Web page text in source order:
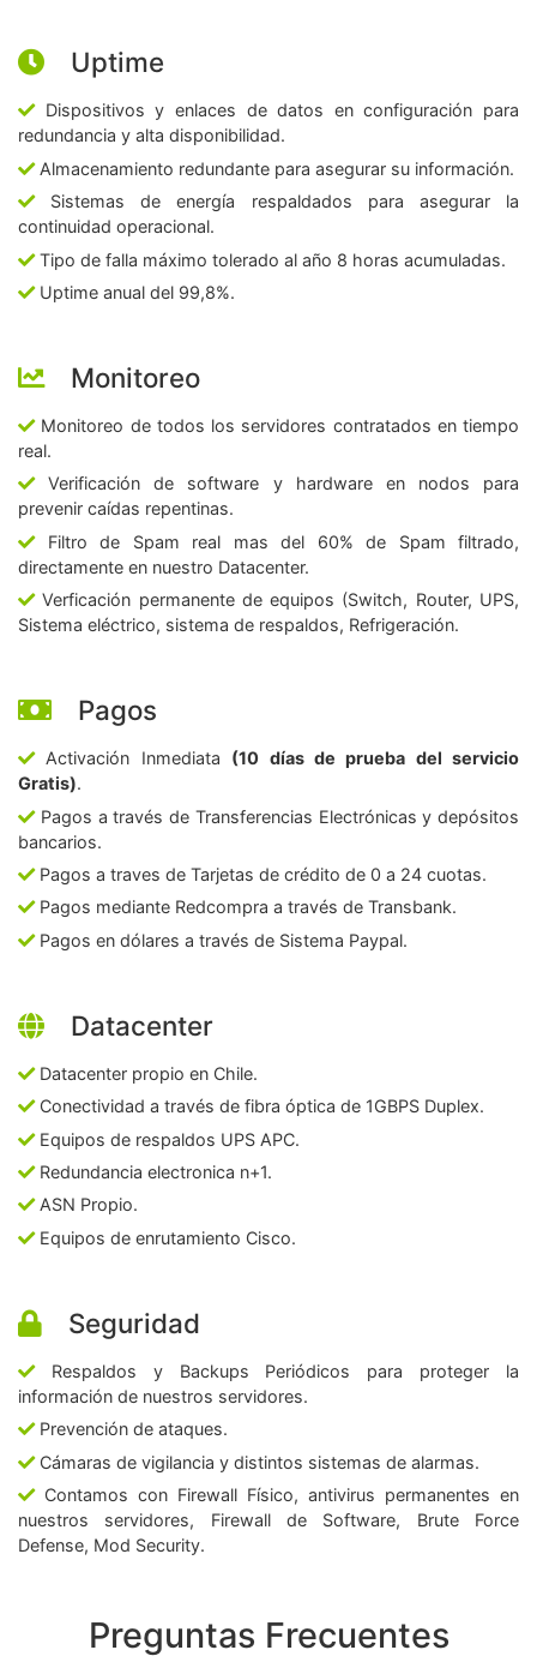
Uptime
Dispositivos y enlaces de datos en configuración para
redundancia y alta disponibilidad.
Almacenamiento redundante para asegurar su información.
Sistemas de energía respaldados para asegurar la
continuidad operacional.
Tipo de falla máximo tolerado al año 8 horas acumuladas.
Uptime anual del 99,8%.
Monitoreo
Monitoreo de todos los servidores contratados en tiempo
real.
Verificación de software y hardware en nodos para
prevenir caídas repentinas.
Filtro de Spam real mas del 60% de Spam filtrado,
directamente en nuestro Datacenter.
Verficación permanente de equipos (Switch, Router, UPS,
Sistema eléctrico, sistema de respaldos, Refrigeración.
Pagos
Activación Inmediata (10 días de prueba del servicio
Gratis).
Pagos a través de Transferencias Electrónicas y depósitos
bancarios.
Pagos a traves de Tarjetas de crédito de 0 a 24 cuotas.
Pagos mediante Redcompra a través de Transbank.
Pagos en dólares a través de Sistema Paypal.
Datacenter
Datacenter propio en Chile.
Conectividad a través de fibra óptica de 1GBPS Duplex.
Equipos de respaldos UPS APC.
Redundancia electronica n+1.
ASN Propio.
Equipos de enrutamiento Cisco.
Seguridad
Respaldos y Backups Periódicos para proteger la
información de nuestros servidores.
Prevención de ataques.
Cámaras de vigilancia y distintos sistemas de alarmas.
Contamos con Firewall Físico, antivirus permanentes en
nuestros servidores, Firewall de Software, Brute Force
Defense, Mod Security.
Preguntas Frecuentes